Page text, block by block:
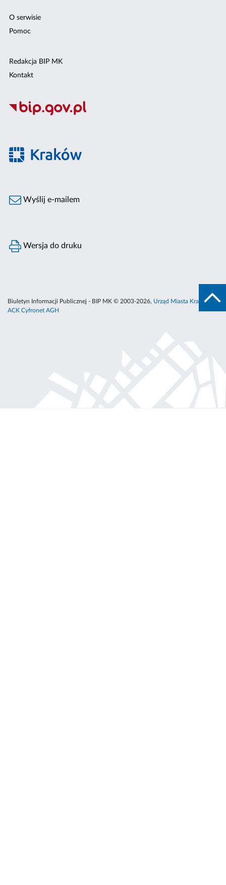
O serwisie
Pomoc
Redakcja BIP MK
Kontakt
Wyślij e-mailem
Wersja do druku
Biuletyn Informacji Publicznej - BIP MK © 2003-2026, Urząd Miasta Krakowa
ACK Cyfronet AGH